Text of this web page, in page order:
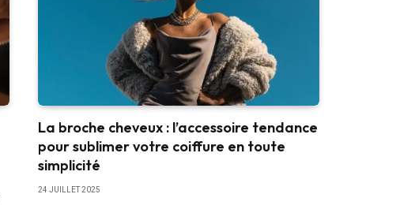
La broche cheveux : l’accessoire tendance
pour sublimer votre coiffure en toute
simplicité
24 JUILLET 2025